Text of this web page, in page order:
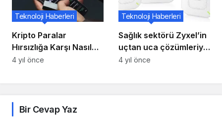
Kripto Paralar
Hırsızlığa Karşı Nasıl
Korunur
Teknoloji Haberleri
4 yıl önce
Sağlık sektörü Zyxel’in
uçtan uca çözümleriyle
dijitalleşiyor
Teknoloji Haberleri
4 yıl önce
Bir Cevap Yaz